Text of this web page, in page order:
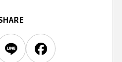
ラブ
像権・ロゴについて